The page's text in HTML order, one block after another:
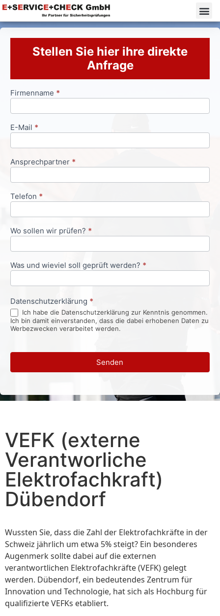
Stellen Sie hier ihre direkte
Anfrage
Anfrageformular
Firmenname *
E-Mail *
Ansprechpartner *
Telefon *
Wo sollen wir prüfen? *
Was und wieviel soll geprüft werden? *
Datenschutzerklärung *
Ich habe die Datenschutzerklärung zur Kenntnis genommen.
Ich bin damit einverstanden, dass die dabei erhobenen Daten zu
Werbezwecken verarbeitet werden.
Senden
VEFK (externe
Verantworliche
Elektrofachkraft)
Dübendorf
Wussten Sie, dass die Zahl der Elektrofachkräfte in der
Schweiz jährlich um etwa 5% steigt? Ein besonderes
Augenmerk sollte dabei auf die externen
verantwortlichen Elektrofachkräfte (VEFK) gelegt
werden. Dübendorf, ein bedeutendes Zentrum für
Innovation und Technologie, hat sich als Hochburg für
qualifizierte VEFKs etabliert.